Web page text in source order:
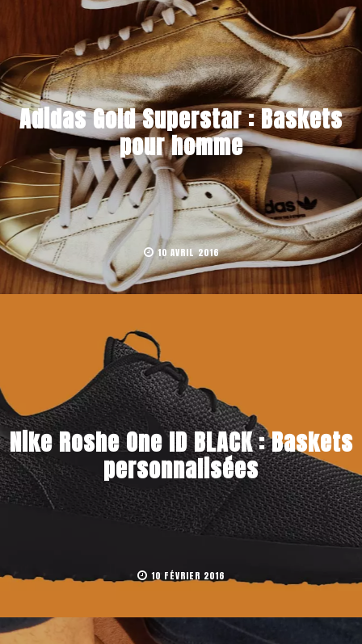
Adidas Gold Superstar : Baskets
pour homme
10 AVRIL 2016
Nike Roshe One ID BLACK : Baskets
personnalisées
10 FÉVRIER 2016